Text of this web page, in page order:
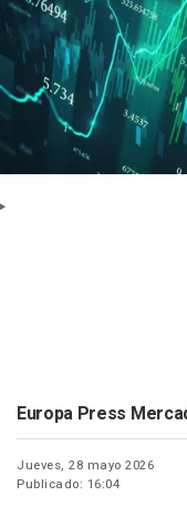
Europa Press
Jueves, 28 mayo 2026
Publicado: 16:04